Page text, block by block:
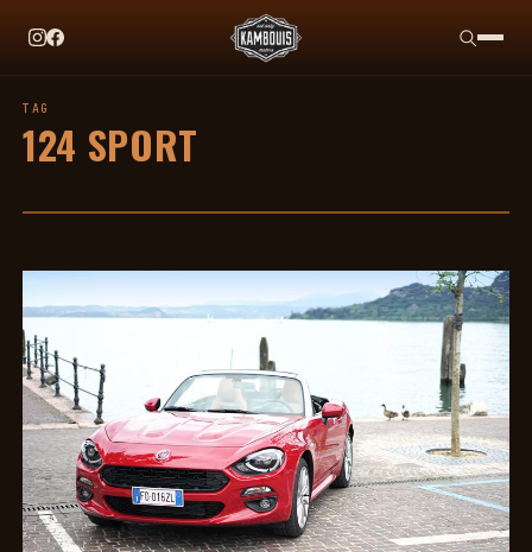
TAG HEUER X TEAM IKUZAWA : LE COME-BACK
TAG
124 SPORT